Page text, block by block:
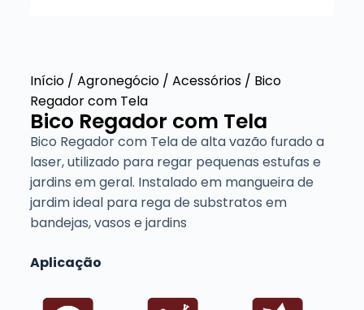
Início/ Agronegócio/ Acessórios/ Bico
Regador com Tela
Bico Regador com Tela
Bico Regador com Tela de alta vazão furado a
laser, utilizado para regar pequenas estufas e
jardins em geral. Instalado em mangueira de
jardim ideal para rega de substratos em
bandejas, vasos e jardins
Aplicação